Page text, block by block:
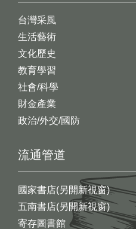
台灣采風
生活藝術
文化歷史
教育學習
社會/科學
財金產業
政治/外交/國防
流通管道
國家書店(另開新視窗)
五南書店(另開新視窗)
寄存圖書館